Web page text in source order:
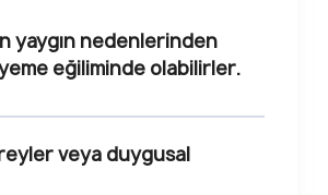
yaygın nedenlerinden
eğiliminde olabilirler.
veya duygusal